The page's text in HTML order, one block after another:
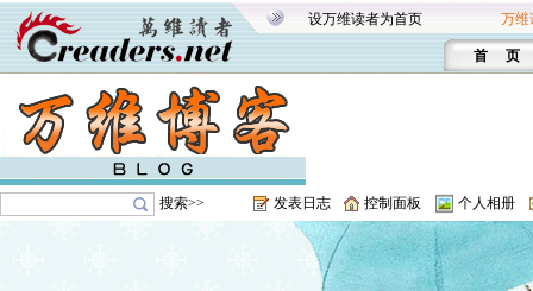
设万维读者为首页 万维
首 页
搜索>> 发表日志 控制面板 个人相册